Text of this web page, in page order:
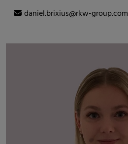
daniel.brixius@rkw-group.com